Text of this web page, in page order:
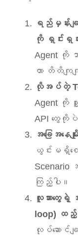
ရည်မှန်းခ
ကို ရှင်းရှ
Agent ကို
တာ တိတိက
လိုအပ်တဲ့
Agent
API တွေကိုပဲ
အခြေအနေ
ယွင်းမရှိစ
Scenario
ကြည့်ပါ။
လူသားတွေရဲ့
loop) ထည့်
လုပ်ဆောင်